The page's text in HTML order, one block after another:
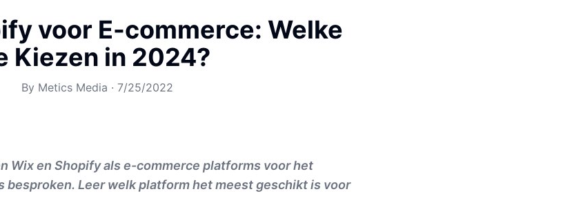
voor E-commerce: Welke
Kiezen in 2024?
By Metics Media · 7/25/2022
Wix en Shopify als e-commerce platforms voor het
besproken. Leer welk platform het meest geschikt is voor